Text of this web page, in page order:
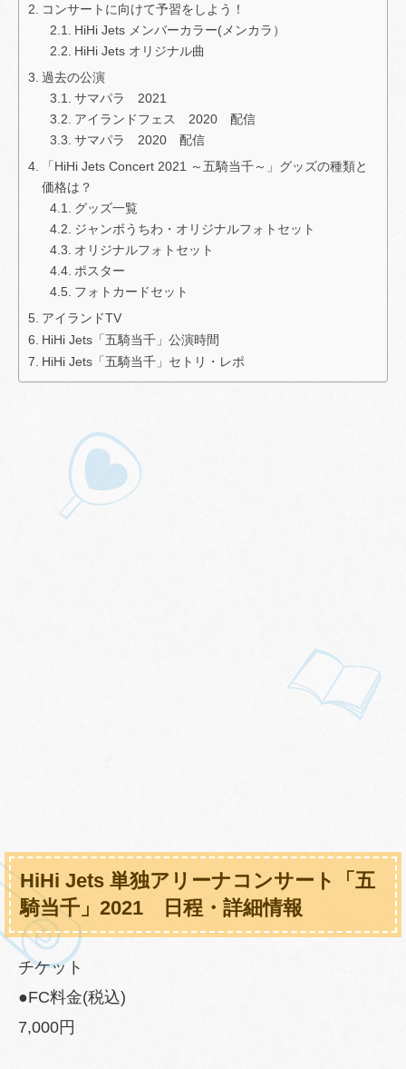
コンサートに向けて予習をしよう！
HiHi Jets メンバーカラー(メンカラ）
HiHi Jets オリジナル曲
過去の公演
サマパラ 2021
アイランドフェス 2020 配信
サマパラ 2020 配信
「HiHi Jets Concert 2021 ～五騎当千～」グッズの種類と
価格は？
グッズ一覧
ジャンボうちわ・オリジナルフォトセット
オリジナルフォトセット
ポスター
フォトカードセット
アイランドTV
HiHi Jets「五騎当千」公演時間
HiHi Jets「五騎当千」セトリ・レポ
HiHi Jets 単独アリーナコンサート「五
騎当千」2021 日程・詳細情報
チケット
●FC料金(税込)
7,000円